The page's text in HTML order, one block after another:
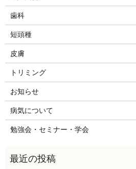
歯科
短頭種
皮膚
トリミング
お知らせ
病気について
勉強会・セミナー・学会